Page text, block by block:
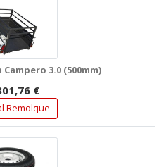
3.0 (500mm)
€
Remolque